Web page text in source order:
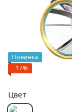
Новинка
−17%
Цвет